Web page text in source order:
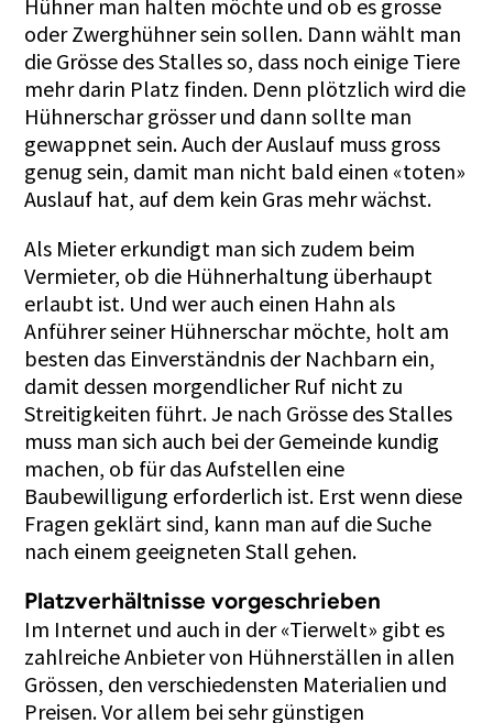
Hühner man halten möchte und ob es grosse
oder Zwerghühner sein sollen. Dann wählt man
die Grösse des Stalles so, dass noch einige Tiere
mehr darin Platz finden. Denn plötzlich wird die
Hühnerschar grösser und dann sollte man
gewappnet sein. Auch der Auslauf muss gross
genug sein, damit man nicht bald einen «toten»
Auslauf hat, auf dem kein Gras mehr wächst.
Als Mieter erkundigt man sich zudem beim
Vermieter, ob die Hühnerhaltung überhaupt
erlaubt ist. Und wer auch einen Hahn als
Anführer seiner Hühnerschar möchte, holt am
besten das Einverständnis der Nachbarn ein,
damit dessen morgendlicher Ruf nicht zu
Streitigkeiten führt. Je nach Grösse des Stalles
muss man sich auch bei der Gemeinde kundig
machen, ob für das Aufstellen eine
Baubewilligung erforderlich ist. Erst wenn diese
Fragen geklärt sind, kann man auf die Suche
nach einem geeigneten Stall gehen.
Platzverhältnisse vorgeschrieben
Im Internet und auch in der «Tierwelt» gibt es
zahlreiche Anbieter von Hühnerställen in allen
Grössen, den verschiedensten Materialien und
Preisen. Vor allem bei sehr günstigen